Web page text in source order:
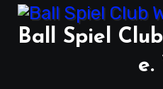
Ball Spiel
e.